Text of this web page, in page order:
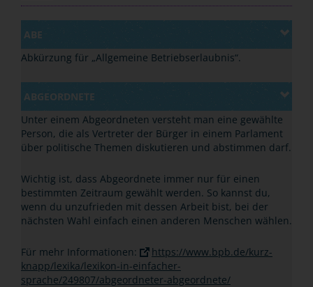
ABE
Abkürzung für „Allgemeine Betriebserlaubnis“.
ABGEORDNETE
Unter einem Abgeordneten versteht man eine gewählte
Person, die als Vertreter der Bürger in einem Parlament
über politische Themen diskutieren und abstimmen darf.
Wichtig ist, dass Abgeordnete immer nur für einen
bestimmten Zeitraum gewählt werden. So kannst du,
wenn du unzufrieden mit dessen Arbeit bist, bei der
nächsten Wahl einfach einen anderen Menschen wählen.
Für mehr Informationen:
https://www.bpb.de/kurz-
knapp/lexika/lexikon-in-einfacher-
sprache/249807/abgeordneter-abgeordnete/